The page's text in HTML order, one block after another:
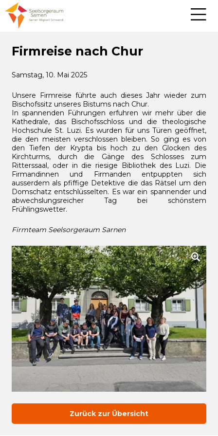
Firmreise nach Chur
Samstag, 10. Mai 2025
Unsere Firmreise führte auch dieses Jahr wieder zum
Bischofssitz unseres Bistums nach Chur.
In spannenden Führungen erfuhren wir mehr über die
Kathedrale, das Bischofsschloss und die theologische
Hochschule St. Luzi. Es wurden für uns Türen geöffnet,
die den meisten verschlossen bleiben. So ging es von
den Tiefen der Krypta bis hoch zu den Glocken des
Kirchturms, durch die Gänge des Schlosses zum
Ritterssaal, oder in die riesige Bibliothek des Luzi. Die
Firmandinnen und Firmanden entpuppten sich
ausserdem als pfiffige Detektive die das Rätsel um den
Domschatz entschlüsselten. Es war ein spannender und
abwechslungsreicher Tag bei schönstem
Frühlingswetter.
Firmteam Seelsorgeraum Sarnen
Zurück zur Übersicht